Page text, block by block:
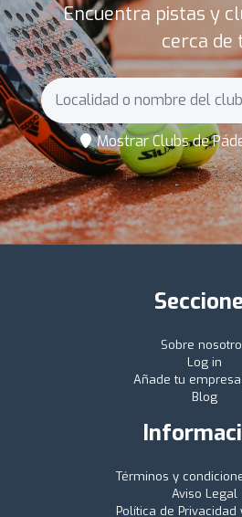
Encuentra pistas y
cerca de
Mostrar Clubs de
Sobre
Log in
Añade tu
Blog
Términos y
Aviso Legal
Política de Privacidad